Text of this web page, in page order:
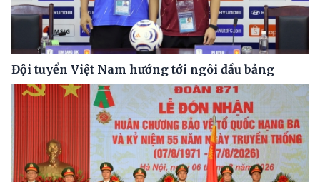
Đội tuyển Việt Nam hướng tới ngôi đầu bảng